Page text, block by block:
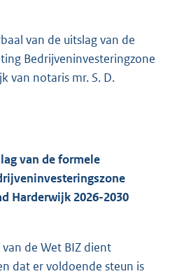
van de uitslag van de
Bedrijveninvesteringzone
van notaris mr. S. D.
van de formele
Harderwijk 2026-2030
de Wet BIZ dient
dat er voldoende steun is